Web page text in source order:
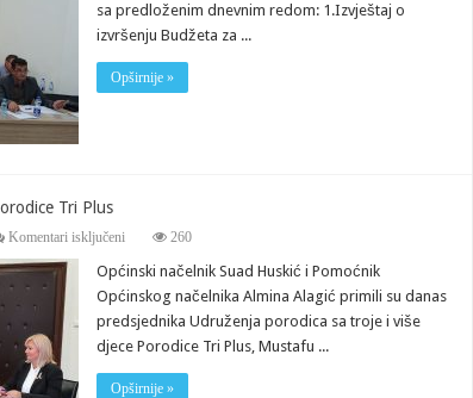
vijeća
Tešanj
sa predloženim dnevnim redom: 1.Izvještaj o
izvršenju Budžeta za ...
Opširnije »
Tri Plus
Komentari isključeniza
sa
predsjednikom
Udruženja
Porodice
Tri
260
Općinski načelnik Suad Huskić i Pomoćnik
Općinskog načelnika Almina Alagić primili su danas
predsjednika Udruženja porodica sa troje i više
djece Porodice Tri Plus, Mustafu ...
Opširnije »